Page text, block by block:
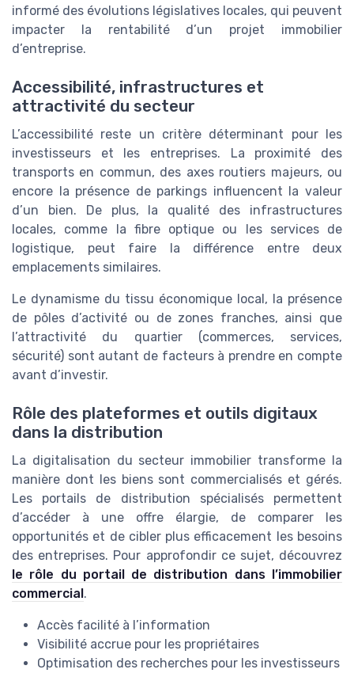
informé des évolutions législatives locales, qui peuvent
impacter la rentabilité d’un projet immobilier
d’entreprise.
Accessibilité, infrastructures et
attractivité du secteur
L’accessibilité reste un critère déterminant pour les
investisseurs et les entreprises. La proximité des
transports en commun, des axes routiers majeurs, ou
encore la présence de parkings influencent la valeur
d’un bien. De plus, la qualité des infrastructures
locales, comme la fibre optique ou les services de
logistique, peut faire la différence entre deux
emplacements similaires.
Le dynamisme du tissu économique local, la présence
de pôles d’activité ou de zones franches, ainsi que
l’attractivité du quartier (commerces, services,
sécurité) sont autant de facteurs à prendre en compte
avant d’investir.
Rôle des plateformes et outils digitaux
dans la distribution
La digitalisation du secteur immobilier transforme la
manière dont les biens sont commercialisés et gérés.
Les portails de distribution spécialisés permettent
d’accéder à une offre élargie, de comparer les
opportunités et de cibler plus efficacement les besoins
des entreprises. Pour approfondir ce sujet, découvrez
le rôle du portail de distribution dans l’immobilier
commercial .
Accès facilité à l’information
Visibilité accrue pour les propriétaires
Optimisation des recherches pour les investisseurs